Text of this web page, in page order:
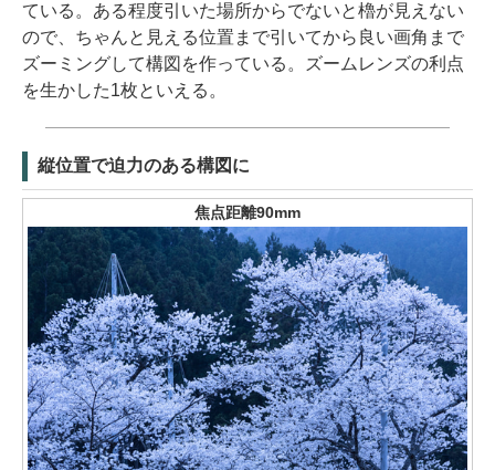
ている。ある程度引いた場所からでないと櫓が見えない
ので、ちゃんと見える位置まで引いてから良い画角まで
ズーミングして構図を作っている。ズームレンズの利点
を生かした1枚といえる。
縦位置で迫力のある構図に
焦点距離90mm